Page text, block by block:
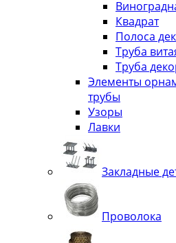
Квадрат
Полоса
Труба
Труба
Элементы
трубы
Узоры
Лавки
Закладные
Проволока